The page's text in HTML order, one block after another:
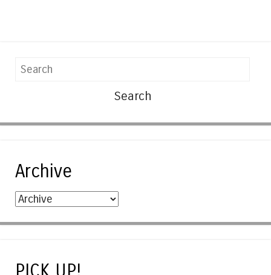
Search
Archive